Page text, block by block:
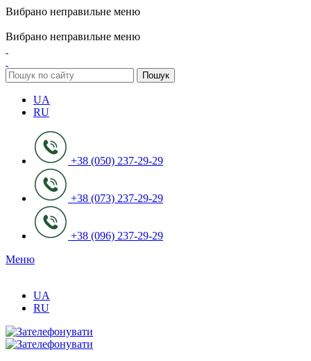
Вибрано неправильне меню
Вибрано неправильне меню
Пошук
UA
RU
+38 (050) 237-29-29
+38 (073) 237-29-29
+38 (096) 237-29-29
Меню
UA
RU